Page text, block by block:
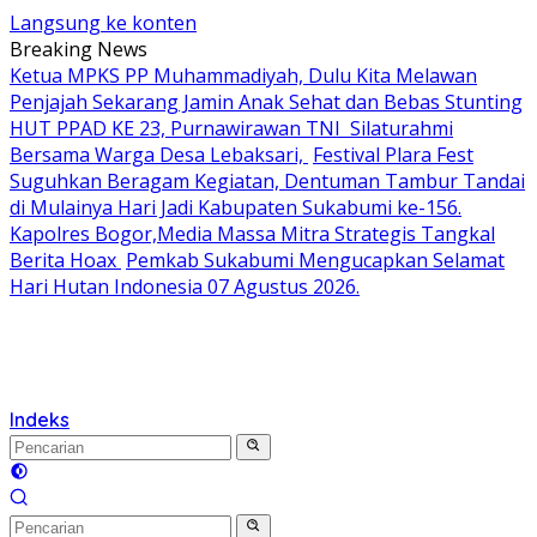
Langsung ke konten
Breaking News
Ketua MPKS PP Muhammadiyah, Dulu Kita Melawan
Penjajah Sekarang Jamin Anak Sehat dan Bebas Stunting
HUT PPAD KE 23, Purnawirawan TNI Silaturahmi
Bersama Warga Desa Lebaksari, Festival Plara Fest
Suguhkan Beragam Kegiatan, Dentuman Tambur Tandai
di Mulainya Hari Jadi Kabupaten Sukabumi ke-156.
Kapolres Bogor,Media Massa Mitra Strategis Tangkal
Berita Hoax Pemkab Sukabumi Mengucapkan Selamat
Hari Hutan Indonesia 07 Agustus 2026.
Indeks